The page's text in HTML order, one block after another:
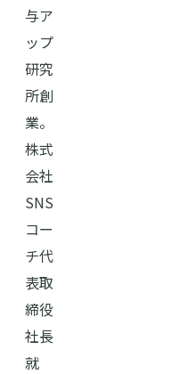
与ア
ップ
研究
所創
業。
株式
会社
SNS
コー
チ代
表取
締役
社長
就